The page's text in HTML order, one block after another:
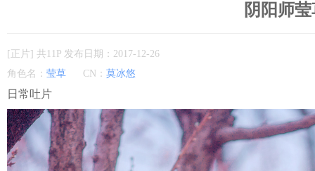
阴阳师
[正片] 共11P 发布日期：2017-12-26
角色名： 莹草 CN： 莫冰悠
日常吐片